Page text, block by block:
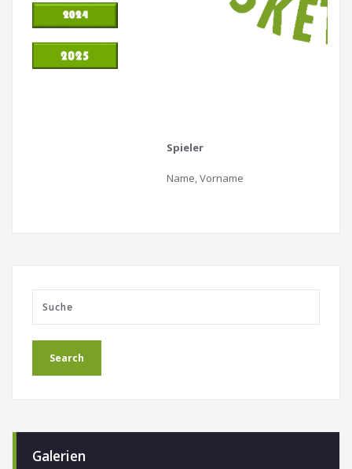
Spieler
Name, Vorname
Galerien